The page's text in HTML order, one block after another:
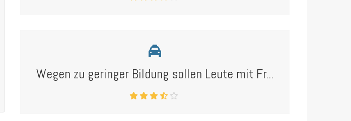
Wegen zu geringer Bildung sollen Leute mit Fr...